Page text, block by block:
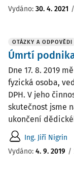
Vydáno: 30. 4. 2021 /
OTÁZKY A ODPOVĚDI
Úmrtí
Dne 17. 8. 2019
fyzická osoba,
DPH. V jeho
skutečnost jsme
ukončení
Ing. Jiří Nigrin
Vydáno: 4. 9. 2019 /